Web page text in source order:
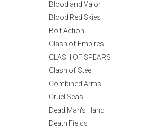
Blood and Valor
Blood Red Skies
Bolt Action
Clash of Empires
CLASH OF SPEARS
Clash of Steel
Combined Arms
Cruel Seas
Dead Man's Hand
Death Fields